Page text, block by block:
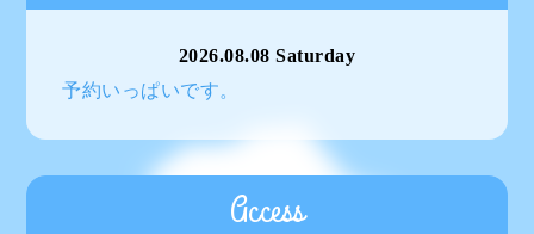
2026.08.08 Saturday
予約いっぱいです。
Access